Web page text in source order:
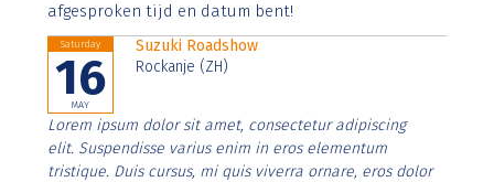
afgesproken tijd en datum bent!
Saturday
16
MAY
Suzuki Roadshow
Rockanje (ZH)
Lorem ipsum dolor sit amet, consectetur adipiscing
elit. Suspendisse varius enim in eros elementum
tristique. Duis cursus, mi quis viverra ornare, eros dolor